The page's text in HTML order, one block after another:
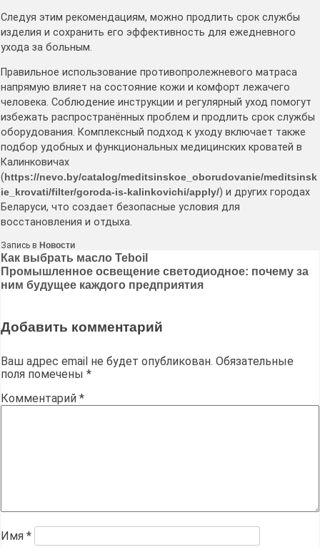
Следуя этим рекомендациям, можно продлить срок службы
изделия и сохранить его эффективность для ежедневного
ухода за больным.
Правильное использование противопролежневого матраса
напрямую влияет на состояние кожи и комфорт лежачего
человека. Соблюдение инструкции и регулярный уход помогут
избежать распространённых проблем и продлить срок службы
оборудования. Комплексный подход к уходу включает также
подбор удобных и функциональных медицинских кроватей в
Калинковичах
(https://nevo.by/catalog/meditsinskoe_oborudovanie/meditsinsk
ie_krovati/filter/goroda-is-kalinkovichi/apply/) и других городах
Беларуси, что создает безопасные условия для
восстановления и отдыха.
Запись в Новости
Навигация
по
Как выбрать масло Teboil
Промышленное освещение светодиодное: почему за
ним будущее каждого предприятия
Добавить комментарий
Ваш адрес email не будет опубликован. Обязательные
поля помечены *
Комментарий *
Имя *